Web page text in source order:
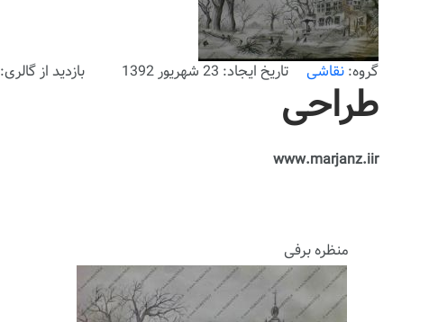
گروه:نقاشی تاریخ ایجاد: 23 شهریور 1392 بازدید از گالری: 383 بار
طراحی
www.marjanz.iir
منظره برفی